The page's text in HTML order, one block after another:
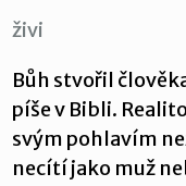
živi
Bůh stvořil
píše v Bibli.
svým pohlavím
necítí jako muž